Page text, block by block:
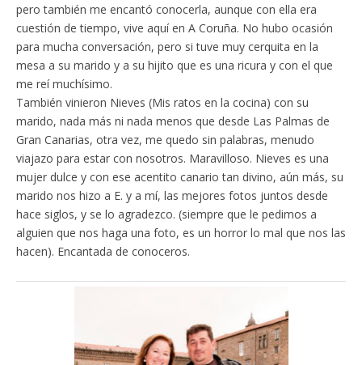
pero también me encantó conocerla, aunque con ella era
cuestión de tiempo, vive aquí en A Coruña. No hubo ocasión
para mucha conversación, pero si tuve muy cerquita en la
mesa a su marido y a su hijito que es una ricura y con el que
me reí muchísimo.
También vinieron Nieves (Mis ratos en la cocina) con su
marido, nada más ni nada menos que desde Las Palmas de
Gran Canarias, otra vez, me quedo sin palabras, menudo
viajazo para estar con nosotros. Maravilloso. Nieves es una
mujer dulce y con ese acentito canario tan divino, aún más, su
marido nos hizo a E. y a mí, las mejores fotos juntos desde
hace siglos, y se lo agradezco. (siempre que le pedimos a
alguien que nos haga una foto, es un horror lo mal que nos las
hacen). Encantada de conoceros.